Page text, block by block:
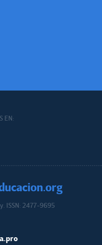
EN:
ISSN: 2477-9695